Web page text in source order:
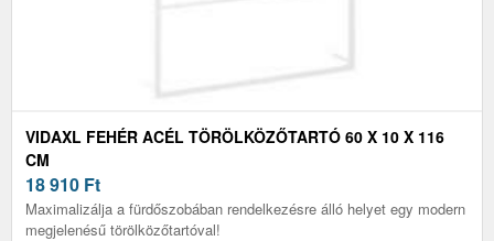
VIDAXL FEHÉR ACÉL TÖRÖLKÖZŐTARTÓ 60 X 10 X 116
CM
18 910 Ft
Maximalizálja a fürdőszobában rendelkezésre álló helyet egy modern
megjelenésű törölközőtartóval!